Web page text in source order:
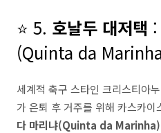
⭐ 5. 호날두 대저택
(Quinta da
세계적 축구 스타인 크리스티
가 은퇴 후 거주를 위해 카스카이
다 마리냐(Quinta da Marinha)